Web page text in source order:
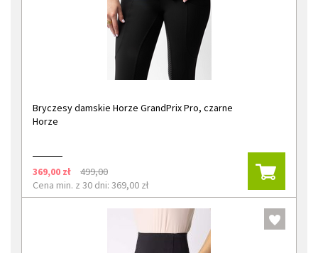
Bryczesy damskie Horze GrandPrix Pro, czarne
Horze
369,00 zł
499,00
Cena min. z 30 dni: 369,00 zł